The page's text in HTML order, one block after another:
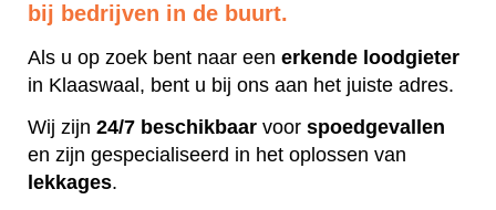
bij bedrijven in de buurt.
Als u op zoek bent naar een erkende loodgieter
in Klaaswaal, bent u bij ons aan het juiste adres.
Wij zijn 24/7 beschikbaar voor spoedgevallen
en zijn gespecialiseerd in het oplossen van
lekkages.